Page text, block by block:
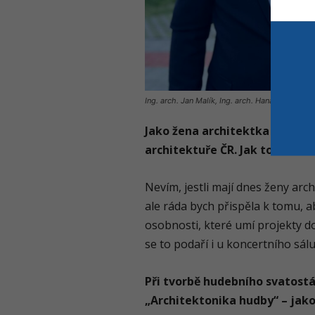
Ing. arch. Jan Malík, Ing. arch. Hana Petříková
Jako žena architektka velmi
architektuře ČR. Jak to
Nevím, jestli mají dnes ženy
ale ráda bych přispěla k tomu,
osobnosti, které umí projekty
se to podaří i u koncertního
Při tvorbě hudebního
„Architektonika hudby“ –